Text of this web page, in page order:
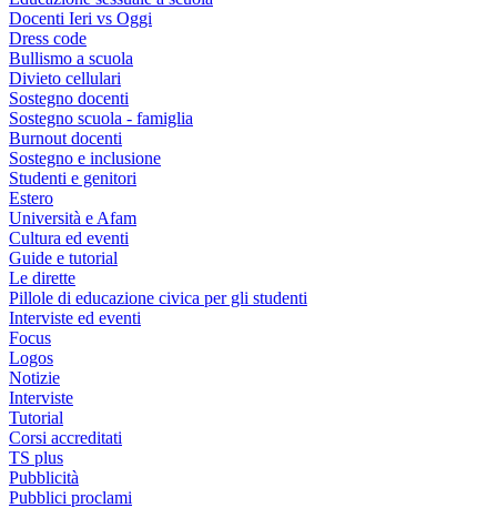
Docenti Ieri vs Oggi
Dress code
Bullismo a scuola
Divieto cellulari
Sostegno docenti
Sostegno scuola - famiglia
Burnout docenti
Sostegno e inclusione
Studenti e genitori
Estero
Università e Afam
Cultura ed eventi
Guide e tutorial
Le dirette
Pillole di educazione civica per gli studenti
Interviste ed eventi
Focus
Logos
Notizie
Interviste
Tutorial
Corsi accreditati
TS plus
Pubblicità
Pubblici proclami